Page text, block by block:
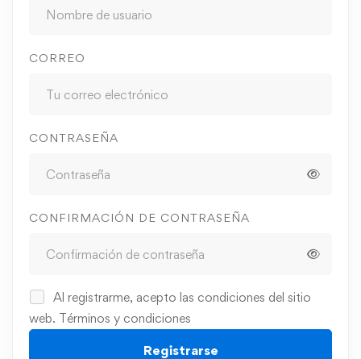
CORREO
CONTRASEÑA
CONFIRMACIÓN DE CONTRASEÑA
Al registrarme, acepto las condiciones del sitio
web. Términos y condiciones
Registrarse